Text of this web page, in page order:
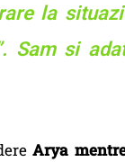
la
Sam si
Arya